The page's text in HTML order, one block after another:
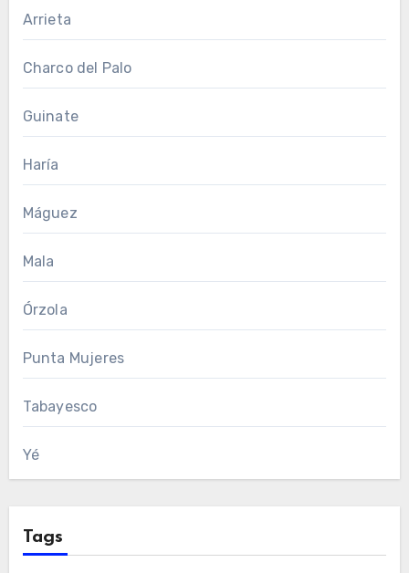
Arrieta
Charco del Palo
Guinate
Haría
Máguez
Mala
Órzola
Punta Mujeres
Tabayesco
Yé
Tags